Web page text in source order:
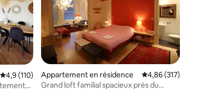
: 4,84 sur 5
Évaluation moyenne sur la base de 110 commentaires : 4,9 sur 5
4,9 (110)
Appartement en résidence Évaluation moyenne
4,86 (317)
Grand loft familial spacieux près du